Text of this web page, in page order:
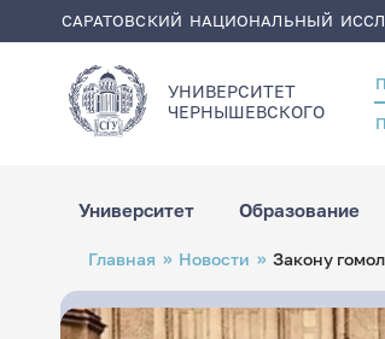
содержанию
САРАТОВСКИЙ НАЦИОНАЛЬНЫЙ
УНИВЕРСИТЕТ
ЧЕРНЫШЕВСКОГO
Университет Образование
Строка
навигации
Главная Новости Закону